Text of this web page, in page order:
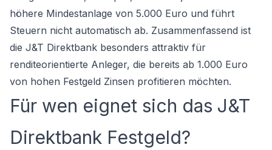
höhere Mindestanlage von 5.000 Euro und führt
Steuern nicht automatisch ab. Zusammenfassend ist
die J&T Direktbank besonders attraktiv für
renditeorientierte Anleger, die bereits ab 1.000 Euro
von hohen Festgeld Zinsen profitieren möchten.
Für wen eignet sich das J&T
Direktbank Festgeld?